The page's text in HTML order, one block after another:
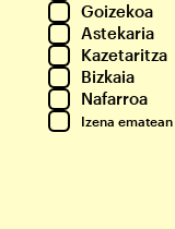
Goizekoa
Astekaria
Kazetaritza
Bizkaia
Nafarroa
Izena ematean